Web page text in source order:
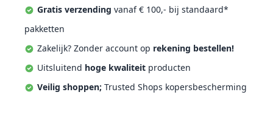
Gratis verzending vanaf € 100,- bij standaard*
pakketten
Zakelijk? Zonder account op rekening bestellen!
Uitsluitend hoge kwaliteit producten
Veilig shoppen; Trusted Shops kopersbescherming